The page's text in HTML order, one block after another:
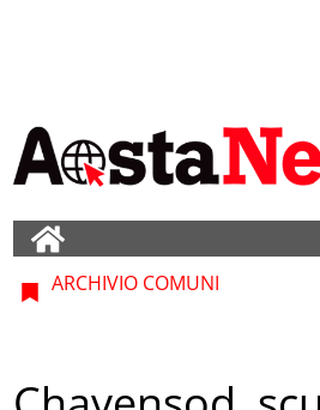
ARCHIVIO COMUNI